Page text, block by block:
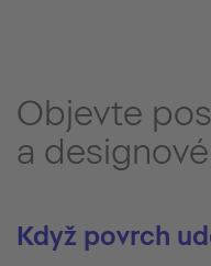
Objevte
a
Když povrch